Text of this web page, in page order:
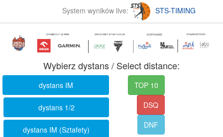
System wyników live: STS-TIMING
Wybierz dystans / Select distance:
dystans IM
dystans 1/2
dystans IM (Sztafety)
TOP 10
DSQ
DNF